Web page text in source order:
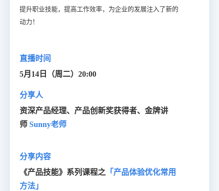
提升职业技能，提高工作效率，为企业的发展注入了新的
动力！
直播时间
5月14日（周二）20:00
分享人
资深产品经理、产品创新奖获得者、金牌讲
师 Sunny老师
分享内容
《产品技能》系列课程之 「产品体验优化常用
方法」